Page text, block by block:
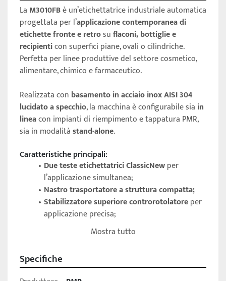
La M3010FB è un’etichettatrice industriale automatica
progettata per l’applicazione contemporanea di
etichette fronte e retro su flaconi, bottiglie e
recipienti con superfici piane, ovali o cilindriche.
Perfetta per linee produttive del settore cosmetico,
alimentare, chimico e farmaceutico.
Realizzata con basamento in acciaio inox AISI 304
lucidato a specchio, la macchina è configurabile sia in
linea con impianti di riempimento e tappatura PMR,
sia in modalità stand-alone.
Caratteristiche principali:
Due teste etichettatrici ClassicNew per
l’applicazione simultanea;
Nastro trasportatore a struttura compatta;
Stabilizzatore superiore controrotolatore per
applicazione precisa;
Fotocellule di rilevamento
memorizzazione fino a 100 ricette;
Mostra tutto
Specifiche